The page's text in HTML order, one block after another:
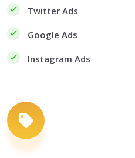
Twitter Ads
Google Ads
Instagram Ads